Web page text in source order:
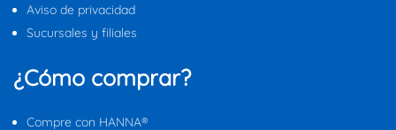
Aviso de privacidad
Sucursales y filiales
¿Cómo comprar?
Compre con HANNA®